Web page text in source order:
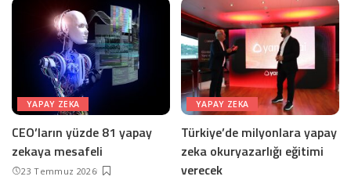
YAPAY ZEKA
CEO’ların yüzde 81 yapay
zekaya mesafeli
23 Temmuz 2026
YAPAY ZEKA
Türkiye’de milyonlara yapay
zeka okuryazarlığı eğitimi
verecek